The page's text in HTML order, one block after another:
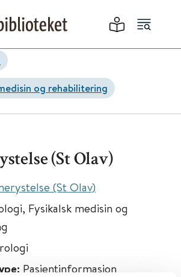
og rehabilitering
(St Olav)
(St Olav)
Fysikalsk medisin og
Pasientinformasjon